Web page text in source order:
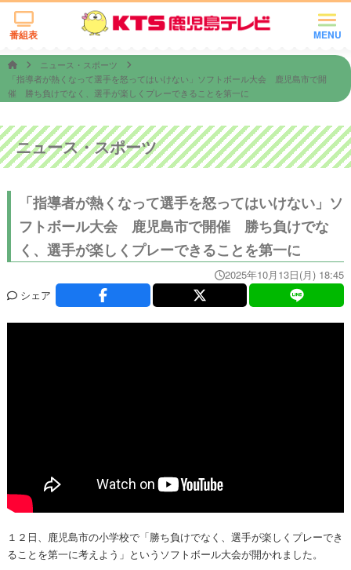
MENU
番組表
ニュース・スポーツ
「指導者が熱くなって選手を怒ってはいけない」ソフトボール大会 鹿児島市で開
催 勝ち負けでなく、選手が楽しくプレーできることを第一に
ニュース・スポーツ
「指導者が熱くなって選手を怒ってはいけない」ソ
フトボール大会 鹿児島市で開催 勝ち負けでな
く、選手が楽しくプレーできることを第一に
2025年10月13日(月) 18:45
シェア
１２日、鹿児島市の小学校で「勝ち負けでなく、選手が楽しくプレーでき
ることを第一に考えよう」というソフトボール大会が開かれました。